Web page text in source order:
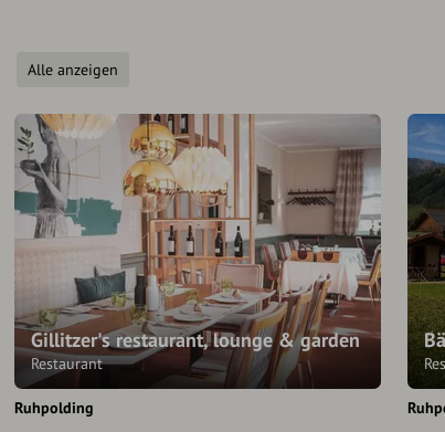
Alle anzeigen
Gillitzer's restaurant, lounge & garden
Restaurant
Ruhpolding